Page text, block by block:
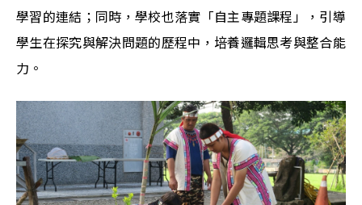
學習的連結；同時，學校也落實「自主專題課程」，引導
學生在探究與解決問題的歷程中，培養邏輯思考與整合能
力。